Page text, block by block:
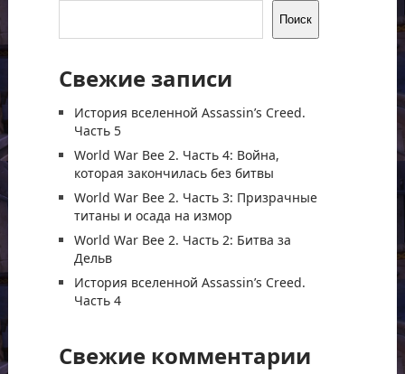
Поиск
Свежие записи
История вселенной Assassin’s Creed.
Часть 5
World War Bee 2. Часть 4: Война,
которая закончилась без битвы
World War Bee 2. Часть 3: Призрачные
титаны и осада на измор
World War Bee 2. Часть 2: Битва за
Дельв
История вселенной Assassin’s Creed.
Часть 4
Свежие комментарии